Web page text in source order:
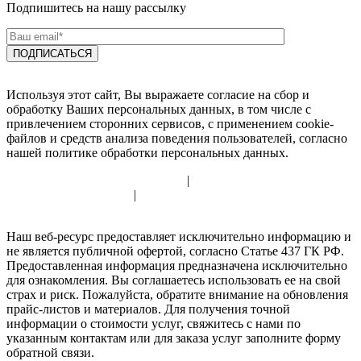
Подпишитесь на нашу рассылку
Используя этот сайт, Вы выражаете согласие на сбор и
обработку Ваших персональных данных, в том числе с
привлечением сторонних сервисов, с применением cookie-
файлов и средств анализа поведения пользователей, согласно
нашей политике обработки персональных данных.
|
|
Наш веб-ресурс предоставляет исключительно информацию и
не является публичной офертой, согласно Статье 437 ГК РФ.
Предоставленная информация предназначена исключительно
для ознакомления. Вы соглашаетесь использовать ее на свой
страх и риск. Пожалуйста, обратите внимание на обновления
прайс-листов и материалов. Для получения точной
информации о стоимости услуг, свяжитесь с нами по
указанным контактам или для заказа услуг заполните форму
обратной связи.